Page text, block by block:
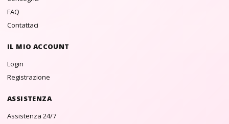
FAQ
Contattaci
IL MIO ACCOUNT
Login
Registrazione
ASSISTENZA
Assistenza 24/7